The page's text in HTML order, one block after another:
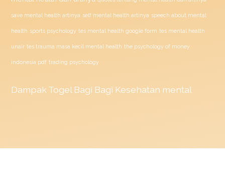
save mental health artinya self mental health artinya speech about mental
health sports psychology tes mental health google form tes mental health
unair tes trauma masa kecil mental health the psychology of money
indonesia pdf trading psychology
Dampak Togel Bagi Bagi Kesehatan mental